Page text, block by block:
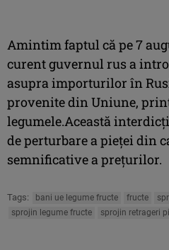
Amintim faptul că pe 7
curent guvernul rus a
asupra importurilor în
provenite din Uniune,
legumele.Această
de perturbare a pieţei din
semnificative a preţurilor.
Tags: bani ue legume fructe fructe
sprojin legume fructe
sprojin retrageri